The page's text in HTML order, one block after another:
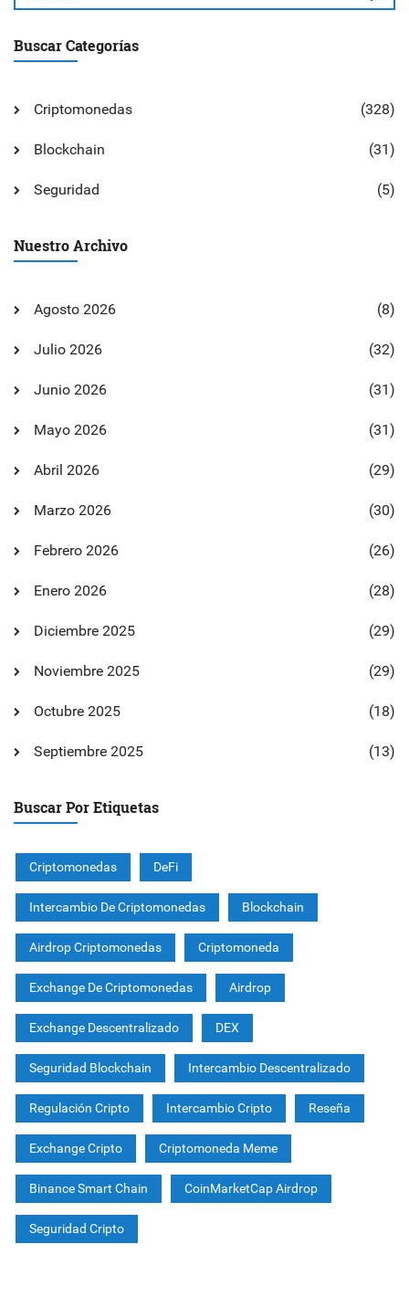
Buscar Categorías
Criptomonedas (328)
Blockchain (31)
Seguridad (5)
Nuestro Archivo
Agosto 2026 (8)
Julio 2026 (32)
Junio 2026 (31)
Mayo 2026 (31)
Abril 2026 (29)
Marzo 2026 (30)
Febrero 2026 (26)
Enero 2026 (28)
Diciembre 2025 (29)
Noviembre 2025 (29)
Octubre 2025 (18)
Septiembre 2025 (13)
Buscar Por Etiquetas
Criptomonedas DeFi
Intercambio De Criptomonedas Blockchain
Airdrop Criptomonedas Criptomoneda
Exchange De Criptomonedas Airdrop
Exchange Descentralizado DEX
Seguridad Blockchain Intercambio Descentralizado
Regulación Cripto Intercambio Cripto Reseña
Exchange Cripto Criptomoneda Meme
Binance Smart Chain CoinMarketCap Airdrop
Seguridad Cripto